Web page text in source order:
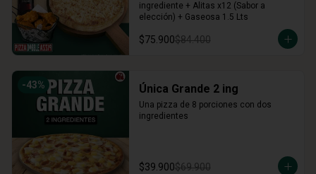
ingrediente + Alitas x12 (Sabor a
elección) + Gaseosa 1.5 Lts
$75.900$84.400
-43% Única Grande 2 ing
Una pizza de 8 porciones con dos
ingredientes
$39.900$69.900